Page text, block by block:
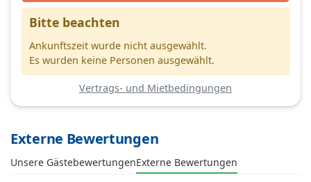
Bitte beachten
Ankunftszeit wurde nicht ausgewählt.
Es wurden keine Personen ausgewählt.
Vertrags- und Mietbedingungen
Externe Bewertungen
Unsere GästebewertungenExterne Bewertungen